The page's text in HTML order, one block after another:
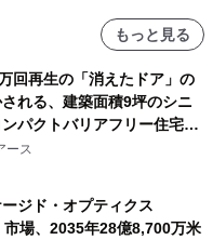
もっと見る
回再生の「消えたドア」の
れる、建築面積9坪のシニ
パクトバリアフリー住宅が
ース
ジド・オプティクス
市場、2035年28億8,700万米